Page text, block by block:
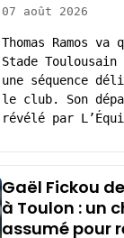
07 août 2026
Thomas Ramos
Stade
une séquence
le club. Son
révélé par
Gaël Fickou
à Toulon : un
assumé pour